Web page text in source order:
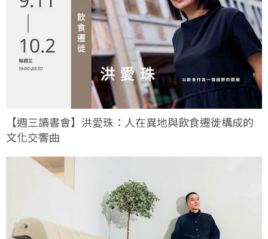
【週三讀書會】洪愛珠：人在異地與飲食遷徙構成的
文化交響曲